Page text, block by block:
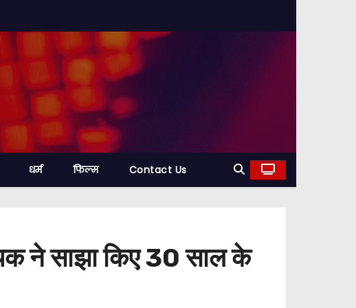
धर्म फिल्म Contact Us
ने साझा किए 30 साल के